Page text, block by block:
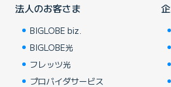
法人のお客さま
BIGLOBE biz.
BIGLOBE光
フレッツ光
プロバイダサービス